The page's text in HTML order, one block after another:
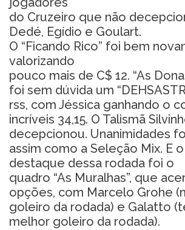
do Cruzeiro que não
Dedé, Egídio e Goulart.
O “Ficando Rico” foi bem
valorizando
pouco mais de C$ 12. “As
foi sem dúvida um
rss, com Jéssica ganhando o
incríveis 34,15. O Talismã
decepcionou. Unanimidades
assim como a Seleção Mix. E
destaque dessa rodada foi o
quadro “As Muralhas”, que
opções, com Marcelo Grohe
goleiro da rodada) e Galatto
melhor goleiro da rodada).